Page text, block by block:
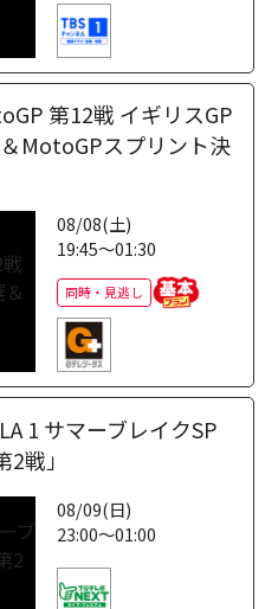
第12戦 イギリスGP
MotoGPスプリント決
08/08(土)
19:45～01:30
同時・見逃し
1 サマーブレイクSP
戦」
08/09(日)
23:00～01:00